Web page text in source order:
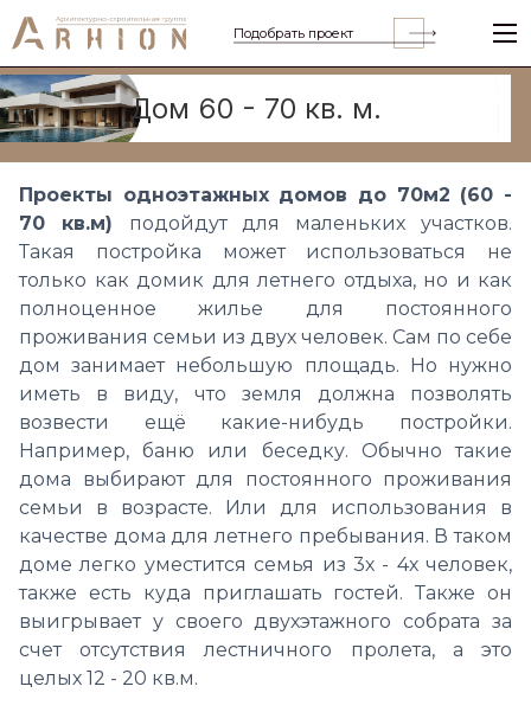
Подобрать проект
Дом 60 - 70 кв. м.
Проекты одноэтажных домов до 70м2 (60 -
70 кв.м) подойдут для маленьких участков.
Такая постройка может использоваться не
только как домик для летнего отдыха, но и как
полноценное жилье для постоянного
проживания семьи из двух человек. Сам по себе
дом занимает небольшую площадь. Но нужно
иметь в виду, что земля должна позволять
возвести ещё какие-нибудь постройки.
Например, баню или беседку. Обычно такие
дома выбирают для постоянного проживания
семьи в возрасте. Или для использования в
качестве дома для летнего пребывания. В таком
доме легко уместится семья из 3х - 4х человек,
также есть куда приглашать гостей. Также он
выигрывает у своего двухэтажного собрата за
счет отсутствия лестничного пролета, а это
целых 12 - 20 кв.м.